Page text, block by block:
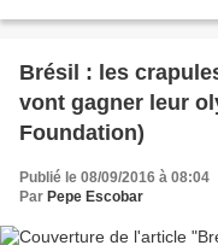
Brésil : les
vont gagner leur
Foundation)
Publié le 08/09/2016 à 08:04
Par Pepe Escobar